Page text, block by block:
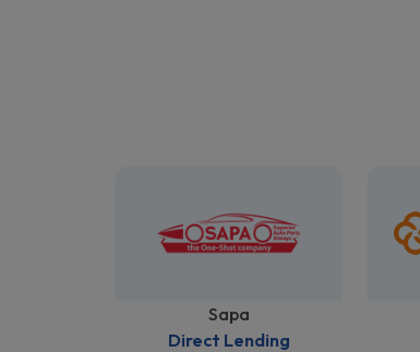
Sapa
Direct Lending